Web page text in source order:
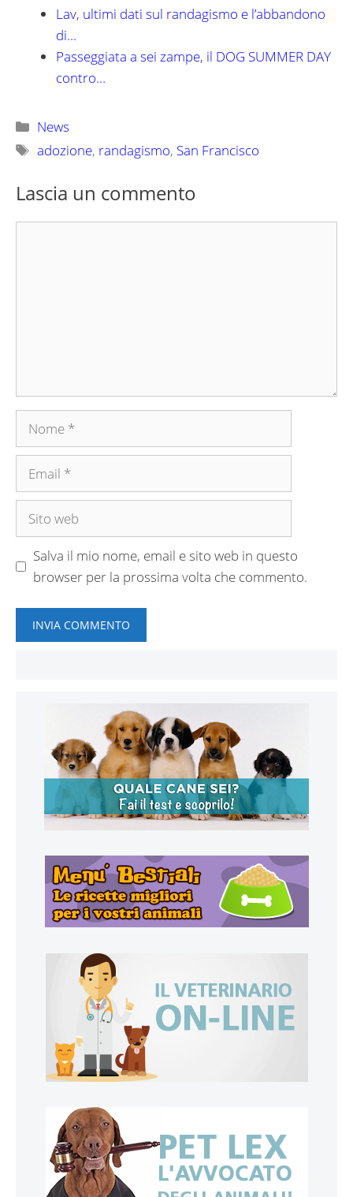
Lav, ultimi dati sul randagismo e l’abbandono
di…
Passeggiata a sei zampe, il DOG SUMMER DAY
contro…
Categorie
News
Tag
adozione, randagismo, San Francisco
Lascia un commento
Nome
Email
Sito
Salva il mio nome, email e sito web in questo
browser per la prossima volta che commento.